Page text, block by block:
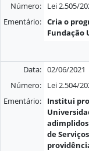
Número:
Lei 2.505/
Ementário: Cria o
Fundação
Data: 02/06/2021
Número:
Lei 2.504/
Ementário:
Institui
de